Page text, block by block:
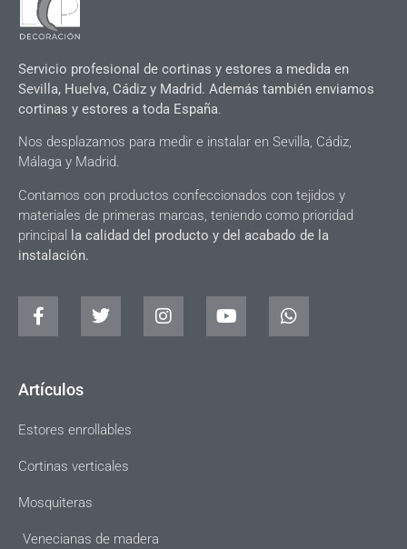
Servicio profesional de cortinas y estores a medida en
Sevilla, Huelva, Cádiz y Madrid. Además también enviamos
cortinas y estores a toda España.
Nos desplazamos para medir e instalar en Sevilla, Cádiz,
Málaga y Madrid.
Contamos con productos confeccionados con tejidos y
materiales de primeras marcas, teniendo como prioridad
principal
la calidad del producto y del acabado de la
instalación.
Artículos
Estores enrollables
Cortinas verticales
Mosquiteras
Venecianas de madera